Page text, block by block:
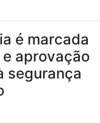
é marcada
aprovação
segurança